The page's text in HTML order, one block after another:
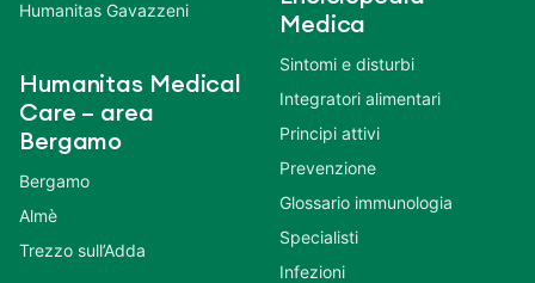
Humanitas Gavazzeni
Humanitas Medical
Care – area
Bergamo
Bergamo
Almè
Trezzo sull’Adda
Medica
Sintomi e disturbi
Integratori alimentari
Principi attivi
Prevenzione
Glossario immunologia
Specialisti
Infezioni